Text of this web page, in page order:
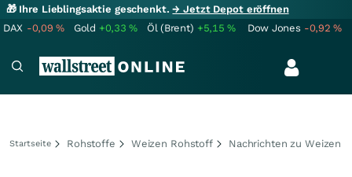
🎁 Ihre Lieblingsaktie geschenkt.→ Jetzt Depot eröffnen
DAX -0,09% Gold +0,33% Öl (Brent) +5,15% Dow Jones -0,92%
Startseite Rohstoffe Weizen Rohstoff Nachrichten zu Weizen